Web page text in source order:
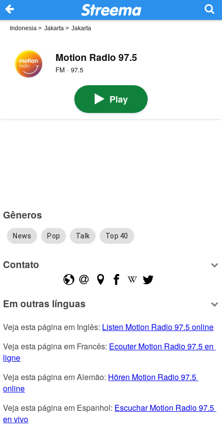
Indonesia > Jakarta > Jakarta
Motion Radio 97.5
FM · 97.5
Play
Gêneros
News Pop Talk Top 40
Contato
Em outras línguas
Veja esta página em Inglês: Listen Motion Radio 97.5 online
Veja esta página em Francês: Ecouter Motion Radio 97.5 en
ligne
Veja esta página em Alemão: Hören Motion Radio 97.5
online
Veja esta página em Espanhol: Escuchar Motion Radio 97.5
en vivo